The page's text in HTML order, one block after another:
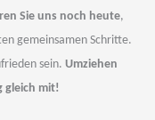
Sie uns noch heute,
gemeinsamen Schritte.
sein.Umziehen
gleich mit!